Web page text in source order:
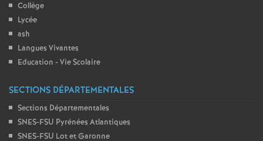
Collège
Lycée
ash
Langues Vivantes
Education - Vie Scolaire
SECTIONS DÉPARTEMENTALES
Sections Départementales
SNES-FSU Pyrénées Atlantiques
SNES-FSU Lot et Garonne